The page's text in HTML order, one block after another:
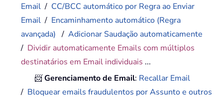
Email / CC/BCC automático por Regra ao Enviar
Email / Encaminhamento automático (Regra
avançada) /Adicionar Saudação automaticamente
/ Dividir automaticamente Emails com múltiplos
destinatários em Email individuais ...
📨Gerenciamento de Email: Recallar Email
/ Bloquear emails fraudulentos por Assunto e outros